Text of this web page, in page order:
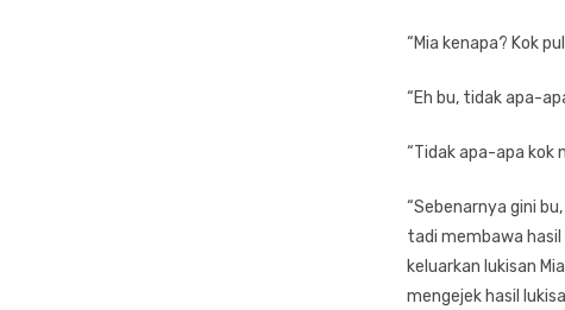
“Mia kenapa? Kok
“Eh bu, tidak apa-
“Tidak apa-apa kok
“Sebenarnya gini
tadi membawa hasil
keluarkan lukisan
mengejek hasil